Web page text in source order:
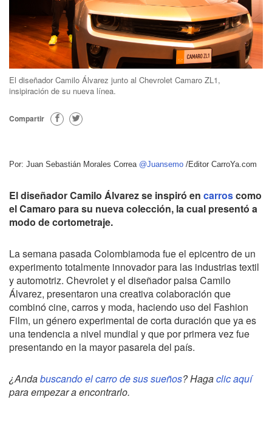
El diseñador Camilo Álvarez junto al Chevrolet Camaro ZL1,
insipiración de su nueva línea.
Compartir
Por: Juan Sebastián Morales Correa @Juansemo /Editor CarroYa.com
El diseñador Camilo Álvarez se inspiró en carroscomo
el Camaro para su nueva colección, la cual presentó a
modo de cortometraje.
La semana pasada Colombiamoda fue el epicentro de un
experimento totalmente innovador para las industrias textil
y automotriz. Chevrolet y el diseñador paisa Camilo
Álvarez, presentaron una creativa colaboración que
combinó cine, carros y moda, haciendo uso del Fashion
Film, un género experimental de corta duración que ya es
una tendencia a nivel mundial y que por primera vez fue
presentando en la mayor pasarela del país.
¿Andabuscando el carro de sus sueños? Hagaclic aquí
para empezar a encontrarlo.